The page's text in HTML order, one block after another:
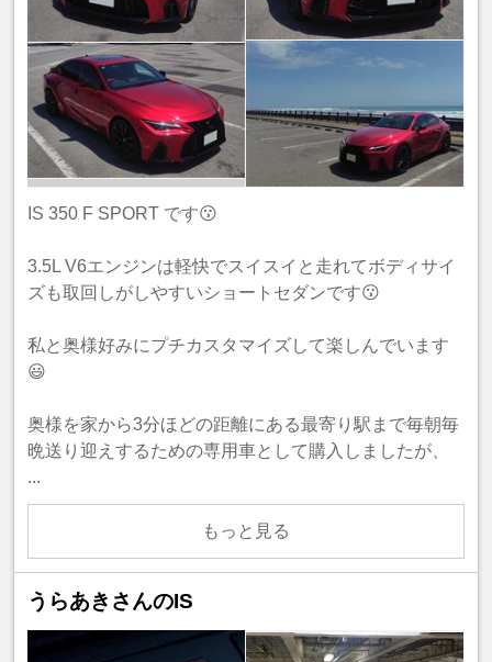
IS 350 F SPORT です😗
3.5L V6エンジンは軽快でスイスイと走れてボディサイ
ズも取回しがしやすいショートセダンです😗
私と奥様好みにプチカスタマイズして楽しんでいます
😃
奥様を家から3分ほどの距離にある最寄り駅まで毎朝毎
晩送り迎えするための専用車として購入しましたが、
...
もっと見る
うらあきさんのIS